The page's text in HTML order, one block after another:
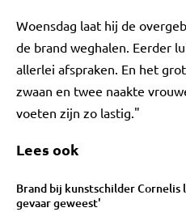
Woensdag laat hij de
de brand weghalen. Eerder
allerlei afspraken. En het
zwaan en twee naakte
voeten zijn zo lastig."
Lees ook
Brand bij kunstschilder Cornelis
gevaar geweest'